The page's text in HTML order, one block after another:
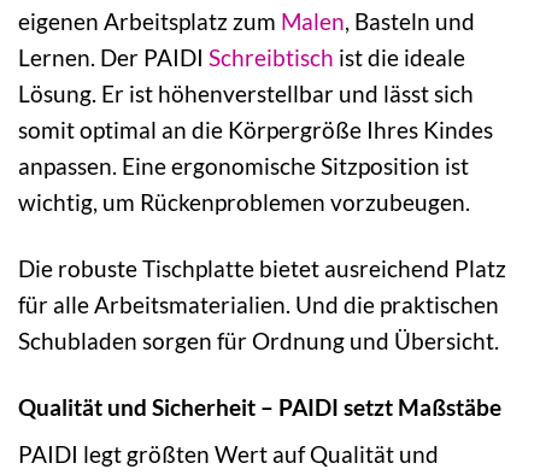
eigenen Arbeitsplatz zum Malen, Basteln und
Lernen. Der PAIDI Schreibtisch ist die ideale
Lösung. Er ist höhenverstellbar und lässt sich
somit optimal an die Körpergröße Ihres Kindes
anpassen. Eine ergonomische Sitzposition ist
wichtig, um Rückenproblemen vorzubeugen.
Die robuste Tischplatte bietet ausreichend Platz
für alle Arbeitsmaterialien. Und die praktischen
Schubladen sorgen für Ordnung und Übersicht.
Qualität und Sicherheit – PAIDI setzt Maßstäbe
PAIDI legt größten Wert auf Qualität und